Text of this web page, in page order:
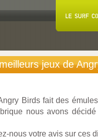
jeux de
Birds fait des
nous avons
nous votre avis sur ces